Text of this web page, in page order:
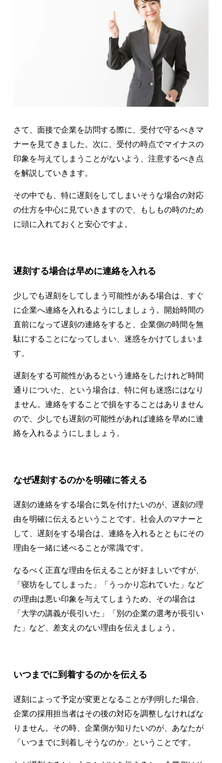
さて、面接で企業を訪問する際に、受付で守るべきマ
ナーを見てきました。次に、受付の時点でマイナスの
印象を与えてしまうことがないよう、注意するべき点
を解説していきます。
その中でも、特に遅刻をしてしまいそうな場合の対応
の仕方を中心に見ていきますので、もしもの時のため
に頭に入れておくと安心ですよ。
遅刻する場合は早めに連絡を入れる
少しでも遅刻をしてしまう可能性がある場合は、すぐ
に企業へ連絡を入れるようにしましょう。開始時間の
直前になって遅刻の連絡をすると、企業側の時間を無
駄にすることになってしまい、迷惑をかけてしまいま
す。
遅刻をする可能性があるという連絡をしたけれど時間
通りについた、という場合は、特に何も迷惑にはなり
ません。連絡をすることで損をすることはありません
ので、少しでも遅刻の可能性があれば連絡を早めに連
絡を入れるようにしましょう。
なぜ遅刻するのかを明確に答える
遅刻の連絡をする場合に気を付けたいのが、遅刻の理
由を明確に伝えるということです。社会人のマナーと
して、遅刻をする場合は、連絡を入れるとともにその
理由を一緒に述べることが常識です。
なるべく正直な理由を伝えることが好ましいですが、
「寝坊をしてしまった」「うっかり忘れていた」など
の理由は悪い印象を与えてしまうため、その場合は
「大学の講義が長引いた」「別の企業の選考が長引い
た」など、差支えのない理由を伝えましょう。
いつまでに到着するのかを伝える
遅刻によって予定が変更となることが判明した場合、
企業の採用担当者はその後の対応を調整しなければな
りません。その時、企業側が知りたいのが、あなたが
「いつまでに到着しそうなのか」ということです。